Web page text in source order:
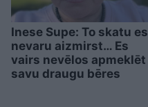
Inese Supe: To skatu es
nevaru aizmirst… Es
vairs nevēlos apmeklēt
savu draugu bēres